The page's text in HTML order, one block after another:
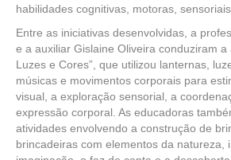
habilidades cognitivas, motoras,
Entre as iniciativas desenvolvidas, a
e a auxiliar Gislaine Oliveira conduziram a
Luzes e Cores”, que utilizou lanternas,
músicas e movimentos corporais para
visual, a exploração sensorial, a
expressão corporal. As educadoras
atividades envolvendo a construção de
brincadeiras com elementos da natureza,